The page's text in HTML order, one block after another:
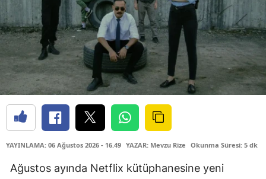
YAYINLAMA: 06 Ağustos 2026 - 16.49 YAZAR: Mevzu Rize Okunma Süresi: 5 dk
Ağustos ayında Netflix kütüphanesine yeni